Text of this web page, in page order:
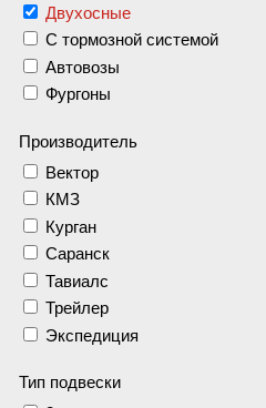
Двухосные
С тормозной системой
Автовозы
Фургоны
Производитель
Вектор
КМЗ
Курган
Саранск
Тавиалс
Трейлер
Экспедиция
Тип подвески